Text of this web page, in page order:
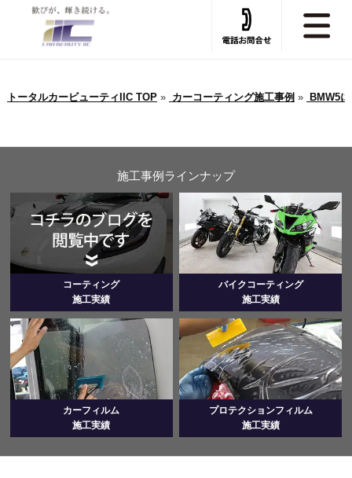
トータルカービューティIIC TOP» カーコーティング施工事例 » BMW5
施工事例ラインナップ
コーティング
施工実績
バイクコーティング
施工実績
カーフィルム
施工実績
プロテクションフィルム
施工実績